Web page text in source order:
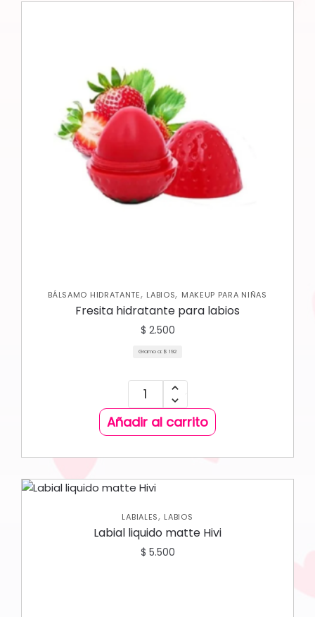
BÁLSAMO HIDRATANTE, LABIOS, MAKEUP PARA NIÑAS
Fresita hidratante para labios
$ 2.500
Gramo a: $ 192
Añadir al carrito
LABIALES, LABIOS
Labial liquido matte Hivi
$ 5.500